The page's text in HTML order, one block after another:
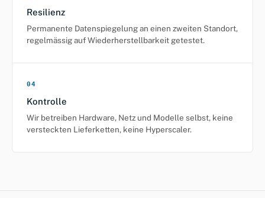
Resilienz
Permanente Datenspiegelung an einen zweiten Standort,
regelmässig auf Wiederherstellbarkeit getestet.
04
Kontrolle
Wir betreiben Hardware, Netz und Modelle selbst, keine
versteckten Lieferketten, keine Hyperscaler.